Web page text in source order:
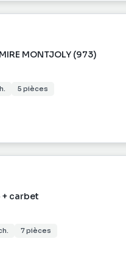
MONTJOLY (973)
5 pièces
+ carbet
7 pièces